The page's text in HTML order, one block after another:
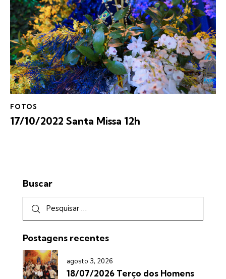
FOTOS
17/10/2022 Santa Missa 12h
Buscar
Postagens recentes
agosto 3, 2026
18/07/2026 Terço dos Homens